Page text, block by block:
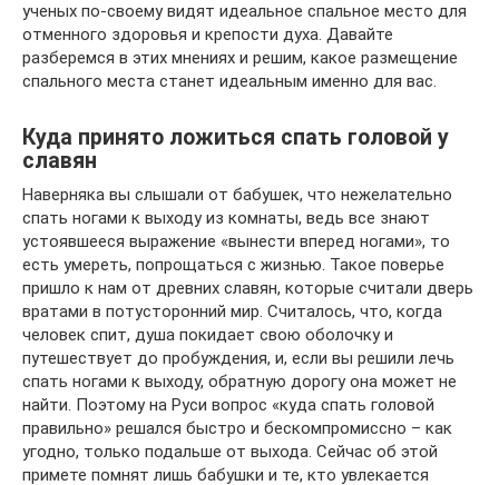
ученых по-своему видят идеальное спальное место для
отменного здоровья и крепости духа. Давайте
разберемся в этих мнениях и решим, какое размещение
спального места станет идеальным именно для вас.
Куда принято ложиться спать головой у
славян
Наверняка вы слышали от бабушек, что нежелательно
спать ногами к выходу из комнаты, ведь все знают
устоявшееся выражение «вынести вперед ногами», то
есть умереть, попрощаться с жизнью. Такое поверье
пришло к нам от древних славян, которые считали дверь
вратами в потусторонний мир. Считалось, что, когда
человек спит, душа покидает свою оболочку и
путешествует до пробуждения, и, если вы решили лечь
спать ногами к выходу, обратную дорогу она может не
найти. Поэтому на Руси вопрос «куда спать головой
правильно» решался быстро и бескомпромиссно – как
угодно, только подальше от выхода. Сейчас об этой
примете помнят лишь бабушки и те, кто увлекается